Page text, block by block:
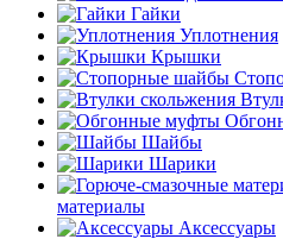
Гайки
Уплотнения
Крышки
Шайбы
Шарики
материалы
Аксессуары